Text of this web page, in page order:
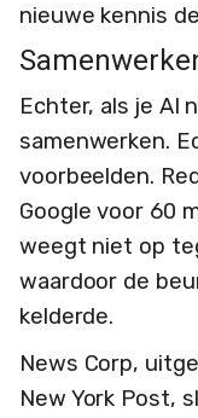
nieuwe kennis
Echter, als je AI
samenwerken.
voorbeelden.
Google voor 60
weegt niet op
waardoor de
kelderde.
News Corp,
New York Post,